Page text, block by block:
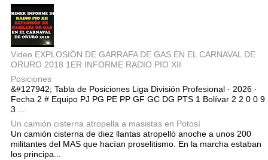
Video EXPLOSIÓN DE GARRAFA DE GAS EN EL CARNAVAL DE
ORURO 2018 1ER INFORME RADIO PIO XII
Posiciones
&#127942; Tabla de Posiciones Liga División Profesional · 2026 ·
Fecha 2 # Equipo PJ PG PE PP GF GC DG PTS 1 Bolívar 2 2 0 0 9
3 ...
Un camión cisterna atropella a masistas en Potosí
Un camión cisterna de diez llantas atropelló anoche a unos 200
militantes del MAS que hacían proselitismo. En la marcha estaban
los principa...